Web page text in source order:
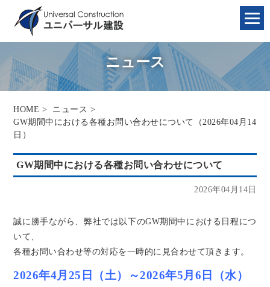
ニュース
HOME > ニュース >
GW期間中における各種お問い合わせについて（2026年04月14
日）
GW期間中における各種お問い合わせについて
2026年04月14日
誠に勝手ながら、弊社では以下のGW期間中における日程につ
いて、
各種お問い合わせ等の対応を一時的に見合わせて頂きます。
2026年4月25日（土）～2026年5月6日（水）